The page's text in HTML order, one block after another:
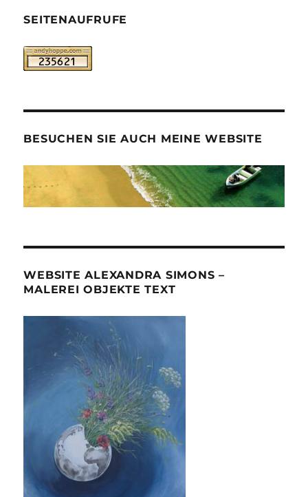
SEITENAUFRUFE
BESUCHEN SIE AUCH MEINE WEBSITE
WEBSITE ALEXANDRA SIMONS –
MALEREI OBJEKTE TEXT